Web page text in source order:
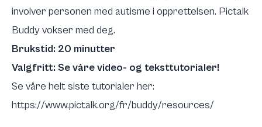
involver personen med autisme i opprettelsen. Pictalk
Buddy vokser med deg.
Brukstid: 20 minutter
Valgfritt: Se våre video- og teksttutorialer!
Se våre helt siste tutorialer her:
https://www.pictalk.org/fr/buddy/resources/